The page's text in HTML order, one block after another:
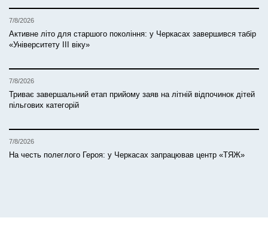
7/8/2026
Активне літо для старшого покоління: у Черкасах завершився табір
«Університету ІІІ віку»
7/8/2026
Триває завершальний етап прийому заяв на літній відпочинок дітей
пільгових категорій
7/8/2026
На честь полеглого Героя: у Черкасах запрацював центр «ТЯЖ»